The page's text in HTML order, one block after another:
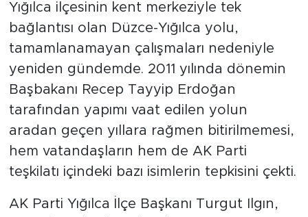
Yığılca ilçesinin kent merkeziyle tek
bağlantısı olan Düzce-Yığılca yolu,
tamamlanamayan çalışmaları nedeniyle
yeniden gündemde. 2011 yılında dönemin
Başbakanı Recep Tayyip Erdoğan
tarafından yapımı vaat edilen yolun
aradan geçen yıllara rağmen bitirilmemesi,
hem vatandaşların hem de AK Parti
teşkilatı içindeki bazı isimlerin tepkisini çekti.
AK Parti Yığılca İlçe Başkanı Turgut Ilgın,